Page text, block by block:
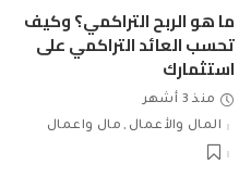
ما هو الربح التراكمي؟ وكيف
تحسب العائد التراكمي على
استثمارك
منذ 3 أشهر
المال والأعمال
مال واعمال